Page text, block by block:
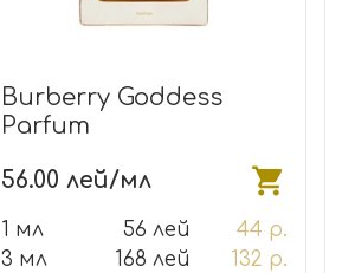
Burberry Goddess
Parfum
56.00 лей/мл
1 мл 56 лей
44 р.
3 мл
168 лей
132 р.